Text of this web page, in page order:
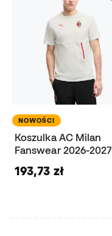
NOWOŚCI
Koszulka AC Milan
Fanswear 2026-2027
193,73 zł